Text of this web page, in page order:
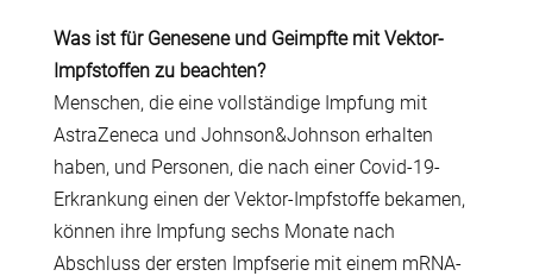
Was ist für Genesene und Geimpfte mit Vektor-
Impfstoffen zu beachten?
Menschen, die eine vollständige Impfung mit
AstraZeneca und Johnson&Johnson erhalten
haben, und Personen, die nach einer Covid-19-
Erkrankung einen der Vektor-Impfstoffe bekamen,
können ihre Impfung sechs Monate nach
Abschluss der ersten Impfserie mit einem mRNA-